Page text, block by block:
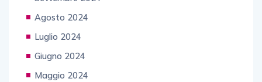
Agosto 2024
Luglio 2024
Giugno 2024
Maggio 2024